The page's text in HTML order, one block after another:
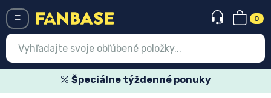
0
Špeciálne týždenné ponuky